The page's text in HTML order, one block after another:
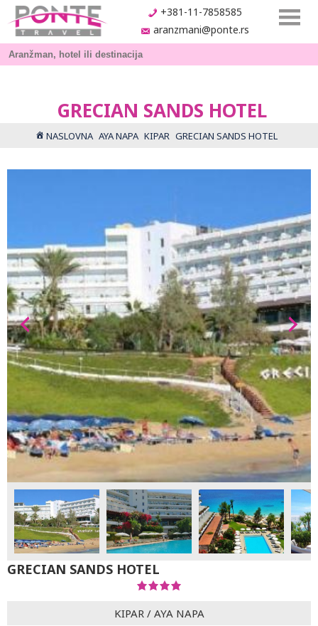
+381-11-7858585
aranzmani@ponte.rs
GRECIAN SANDS HOTEL
NASLOVNA AYA NAPA KIPAR GRECIAN SANDS HOTEL
GRECIAN SANDS HOTEL
KIPAR / AYA NAPA